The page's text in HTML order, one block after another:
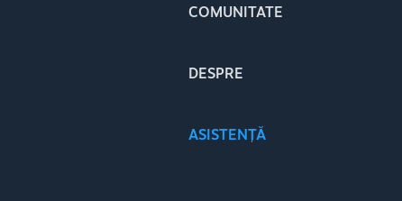
COMUNITATE
DESPRE
ASISTENȚĂ